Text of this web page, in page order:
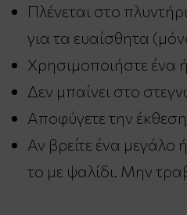
Πλένεται στο
για τα ευαίσθητα
Χρησιμοποιήστε ένα
Δεν μπαίνει στο
Αποφύγετε την
Αν βρείτε ένα
το με ψαλίδι. Μην